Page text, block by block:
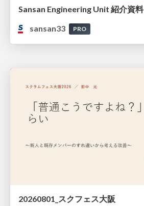
Sansan Engineering Unit 紹介資料
sansan33
PRO
20260801_スクフェス大阪